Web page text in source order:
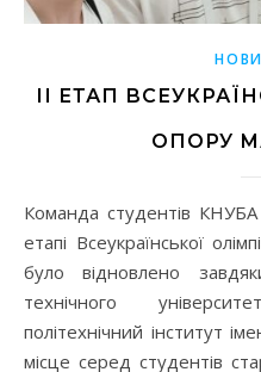
ІІ ЕТАП
ОПОРУ
Команда студентів КНУБА приймала участь в другому
етапі Всеукраїнської
було відновлено
технічного
політехнічний інститут
місце серед студентів